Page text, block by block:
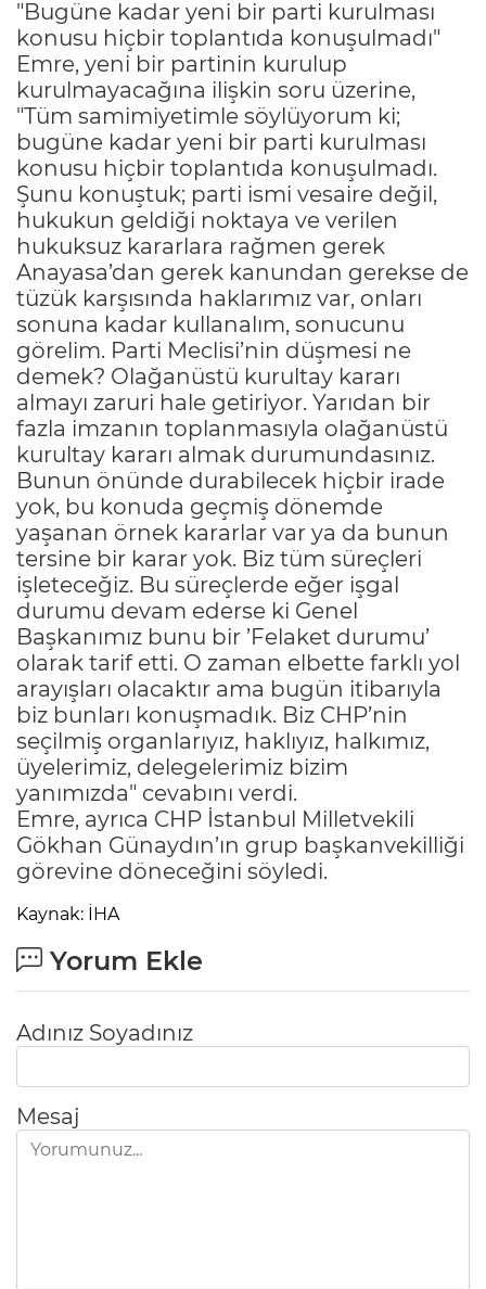
"Bugüne kadar yeni bir parti kurulması
konusu hiçbir toplantıda konuşulmadı"
Emre, yeni bir partinin kurulup
kurulmayacağına ilişkin soru üzerine,
"Tüm samimiyetimle söylüyorum ki;
bugüne kadar yeni bir parti kurulması
konusu hiçbir toplantıda konuşulmadı.
Şunu konuştuk; parti ismi vesaire değil,
hukukun geldiği noktaya ve verilen
hukuksuz kararlara rağmen gerek
Anayasa’dan gerek kanundan gerekse de
tüzük karşısında haklarımız var, onları
sonuna kadar kullanalım, sonucunu
görelim. Parti Meclisi’nin düşmesi ne
demek? Olağanüstü kurultay kararı
almayı zaruri hale getiriyor. Yarıdan bir
fazla imzanın toplanmasıyla olağanüstü
kurultay kararı almak durumundasınız.
Bunun önünde durabilecek hiçbir irade
yok, bu konuda geçmiş dönemde
yaşanan örnek kararlar var ya da bunun
tersine bir karar yok. Biz tüm süreçleri
işleteceğiz. Bu süreçlerde eğer işgal
durumu devam ederse ki Genel
Başkanımız bunu bir ’Felaket durumu’
olarak tarif etti. O zaman elbette farklı yol
arayışları olacaktır ama bugün itibarıyla
biz bunları konuşmadık. Biz CHP’nin
seçilmiş organlarıyız, haklıyız, halkımız,
üyelerimiz, delegelerimiz bizim
yanımızda" cevabını verdi.
Emre, ayrıca CHP İstanbul Milletvekili
Gökhan Günaydın’ın grup başkanvekilliği
görevine döneceğini söyledi.
Kaynak: İHA
Yorum Ekle
Adınız Soyadınız
Mesaj